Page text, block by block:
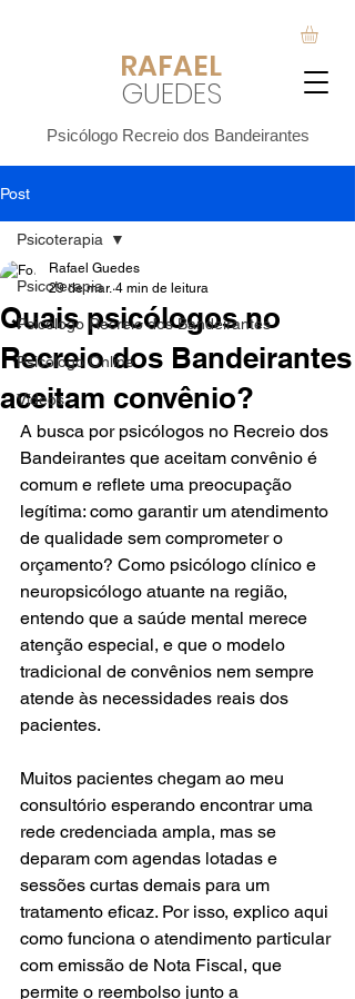
Psicólogo Recreio dos Bandeirantes
RAFAEL
GUEDES
Post
Psicoterapia
Psicólogo Recreio dos Bandeirantes
Psicólogo Online
Vídeos
Psicoterapia
Quais psicólogos no
Recreio dos Bandeirantes
aceitam convênio?
Rafael Guedes
29 de mar. 4 min de leitura
A busca por psicólogos no Recreio dos
Bandeirantes que aceitam convênio é
comum e reflete uma preocupação
legítima: como garantir um atendimento
de qualidade sem comprometer o
orçamento? Como psicólogo clínico e
neuropsicólogo atuante na região,
entendo que a saúde mental merece
atenção especial, e que o modelo
tradicional de convênios nem sempre
atende às necessidades reais dos
pacientes.
Muitos pacientes chegam ao meu
consultório esperando encontrar uma
rede credenciada ampla, mas se
deparam com agendas lotadas e
sessões curtas demais para um
tratamento eficaz. Por isso, explico aqui
como funciona o atendimento particular
com emissão de Nota Fiscal, que
permite o reembolso junto a